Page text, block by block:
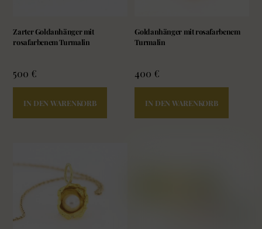
Zarter Goldanhänger mit
rosafarbenem Turmalin
500 €
IN DEN WARENKORB
Goldanhänger mit rosafarbenem
Turmalin
400 €
IN DEN WARENKORB